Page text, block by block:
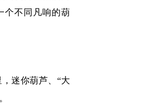
个不同凡响的葫
迷你葫芦、“大